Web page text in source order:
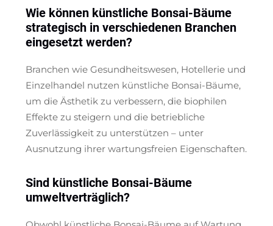
Wie können künstliche Bonsai-Bäume
strategisch in verschiedenen Branchen
eingesetzt werden?
Branchen wie Gesundheitswesen, Hotellerie und
Einzelhandel nutzen künstliche Bonsai-Bäume,
um die Ästhetik zu verbessern, die biophilen
Effekte zu steigern und die betriebliche
Zuverlässigkeit zu unterstützen – unter
Ausnutzung ihrer wartungsfreien Eigenschaften.
Sind künstliche Bonsai-Bäume
umweltverträglich?